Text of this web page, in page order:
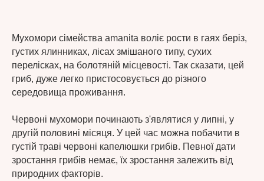
Мухомори сімейства amanita воліє рости в гаях беріз,
густих ялинниках, лісах змішаного типу, сухих
перелісках, на болотяній місцевості. Так сказати, цей
гриб, дуже легко пристосовується до різного
середовища проживання.
Червоні мухомори починають з'являтися у липні, у
другій половині місяця. У цей час можна побачити в
густій траві червоні капелюшки грибів. Певної дати
зростання грибів немає, їх зростання залежить від
природних факторів.